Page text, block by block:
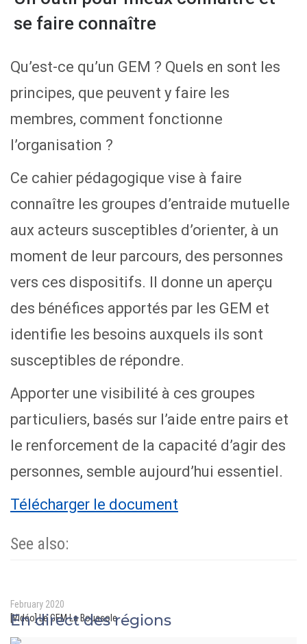
se faire connaître
Qu’est-ce qu’un GEM ? Quels en sont les
principes, que peuvent y faire les
membres, comment fonctionne
l’organisation ?
Ce cahier pédagogique vise à faire
connaître les groupes d’entraide mutuelle
aux acteurs susceptibles d’orienter, à un
moment de leur parcours, des personnes
vers ces dispositifs. Il donne un aperçu
des bénéfices apportés par les GEM et
identifie les besoins auxquels ils sont
susceptibles de répondre.
Apporter une visibilité à ces groupes
particuliers, basés sur l’aide entre pairs et
le renforcement de la capacité d’agir des
personnes, semble aujourd’hui essentiel.
Télécharger le document
See also:
February 2020
[Vidéo] Le GEM La Boussole
En direct des régions